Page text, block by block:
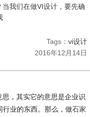
我们在做VI设计，要先确
Tags： vi设计
2016年12月14日
，其实它的意思是企业识
行业的东西。那么，做石家